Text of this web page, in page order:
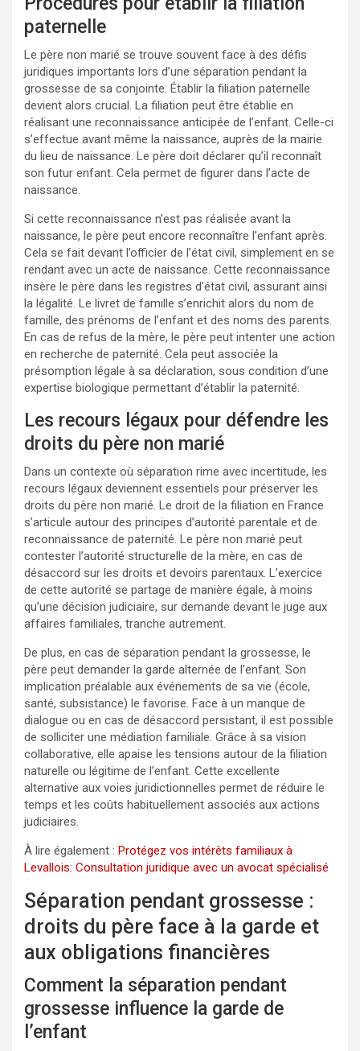
paternelle
Le père non marié se trouve souvent face à des défis
juridiques importants lors d’une séparation pendant la
grossesse de sa conjointe. Établir la filiation paternelle
devient alors crucial. La filiation peut être établie en
réalisant une reconnaissance anticipée de l’enfant. Celle-ci
s’effectue avant même la naissance, auprès de la mairie
du lieu de naissance. Le père doit déclarer qu’il reconnaît
son futur enfant. Cela permet de figurer dans l’acte de
naissance.
Si cette reconnaissance n’est pas réalisée avant la
naissance, le père peut encore reconnaître l’enfant après.
Cela se fait devant l’officier de l’état civil, simplement en se
rendant avec un acte de naissance. Cette reconnaissance
insère le père dans les registres d’état civil, assurant ainsi
la légalité. Le livret de famille s’enrichit alors du nom de
famille, des prénoms de l’enfant et des noms des parents.
En cas de refus de la mère, le père peut intenter une action
en recherche de paternité. Cela peut associée la
présomption légale à sa déclaration, sous condition d’une
expertise biologique permettant d’établir la paternité.
Les recours légaux pour défendre les
droits du père non marié
Dans un contexte où séparation rime avec incertitude, les
recours légaux deviennent essentiels pour préserver les
droits du père non marié. Le droit de la filiation en France
s’articule autour des principes d’autorité parentale et de
reconnaissance de paternité. Le père non marié peut
contester l’autorité structurelle de la mère, en cas de
désaccord sur les droits et devoirs parentaux. L’exercice
de cette autorité se partage de manière égale, à moins
qu’une décision judiciaire, sur demande devant le juge aux
affaires familiales, tranche autrement.
De plus, en cas de séparation pendant la grossesse, le
père peut demander la garde alternée de l’enfant. Son
implication préalable aux événements de sa vie (école,
santé, subsistance) le favorise. Face à un manque de
dialogue ou en cas de désaccord persistant, il est possible
de solliciter une médiation familiale. Grâce à sa vision
collaborative, elle apaise les tensions autour de la filiation
naturelle ou légitime de l’enfant. Cette excellente
alternative aux voies juridictionnelles permet de réduire le
temps et les coûts habituellement associés aux actions
judiciaires.
À lire également : Protégez vos intérêts familiaux à
Levallois: Consultation juridique avec un avocat spécialisé
Séparation pendant grossesse :
droits du père face à la garde et
aux obligations financières
Comment la séparation pendant
grossesse influence la garde de
l’enfant